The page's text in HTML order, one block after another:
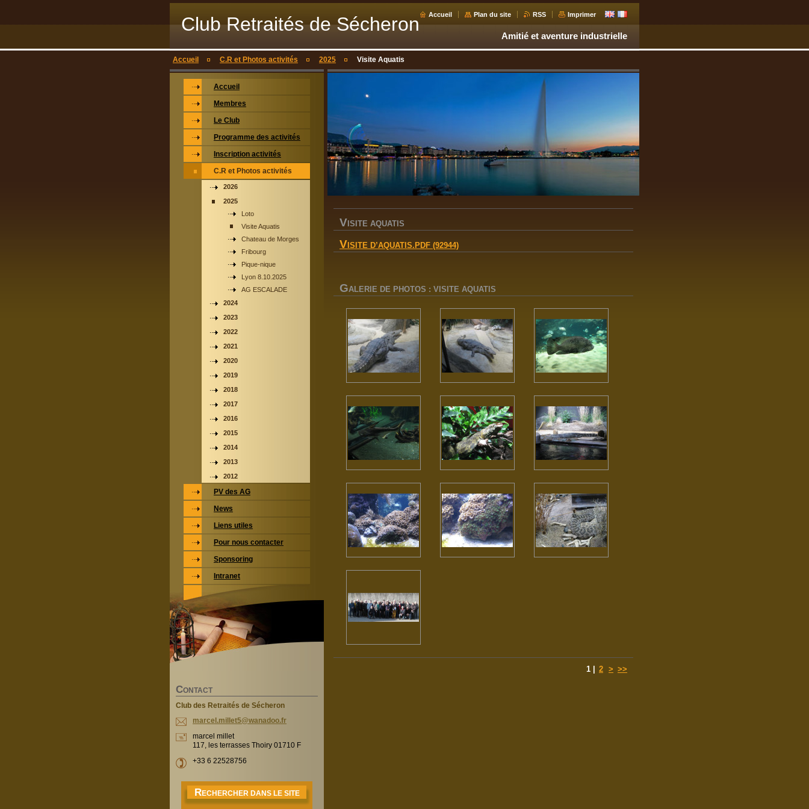
Club Retraités de Sécheron Accueil Plan du site RSS Imprimer
Amitié et aventure industrielle
Accueil C.R et Photos activités 2025 Visite Aquatis
V ISITE AQUATIS
V ISITE D’AQUATIS.PDF (92944)
GALERIE DE PHOTOS : VISITE AQUATIS
1 2 > >>
Accueil
Membres
Le Club
Programme des activités
Inscription activités
C.R et Photos activités
2026
2025
Loto
Visite Aquatis
Chateau de Morges
Fribourg
Pique-nique
Lyon 8.10.2025
AG ESCALADE
2024
2023
2022
2021
2020
2019
2018
2017
2016
2015
2014
2013
2012
PV des AG
News
Liens utiles
Pour nous contacter
Sponsoring
Intranet
CONTACT
Club des Retraités de Sécheron
marcel.millet5@wanadoo.fr
marcel millet
117, les terrasses Thoiry 01710 F
+33 6 22528756
RECHERCHER DANS LE SITE